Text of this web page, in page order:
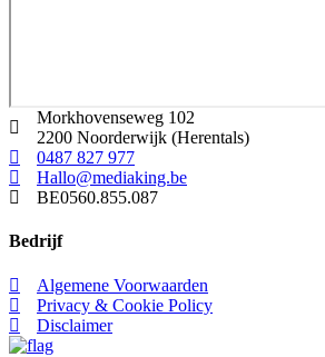
Morkhovenseweg 102
2200 Noorderwijk (Herentals)
0487 827 977
Hallo@mediaking.be
BE0560.855.087
Bedrijf
Algemene Voorwaarden
Privacy & Cookie Policy
Disclaimer